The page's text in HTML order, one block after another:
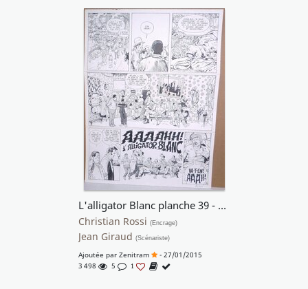
L'alligator Blanc planche 39 - En famille !!
Christian Rossi (Encrage)
Jean Giraud (Scénariste)
Ajoutée par Zenitram
- 27/01/2015
3 498
5 1